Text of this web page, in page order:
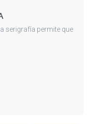
serigrafía permite que